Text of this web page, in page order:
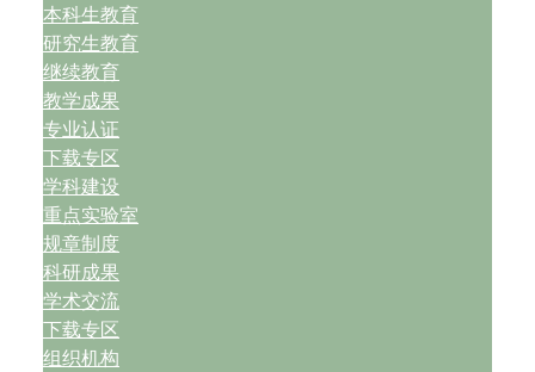
本科生教育
研究生教育
继续教育
教学成果
专业认证
下载专区
学科建设
重点实验室
规章制度
科研成果
学术交流
下载专区
组织机构